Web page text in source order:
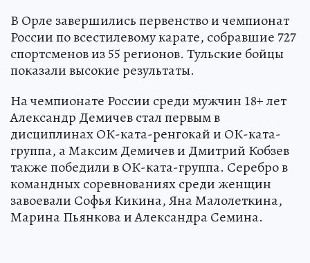
В Орле завершились первенство и чемпионат
России по всестилевому карате, собравшие 727
спортсменов из 55 регионов. Тульские бойцы
показали высокие результаты.
На чемпионате России среди мужчин 18+ лет
Александр Демичев стал первым в
дисциплинах ОК-ката-ренгокай и ОК-ката-
группа, а Максим Демичев и Дмитрий Кобзев
также победили в ОК-ката-группа. Серебро в
командных соревнованиях среди женщин
завоевали Софья Кикина, Яна Малолеткина,
Марина Пьянкова и Александра Семина.